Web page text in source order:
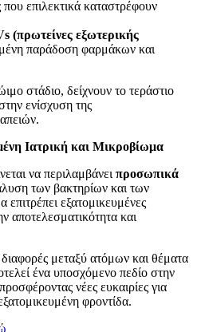
που επιλεκτικά καταστρέφουν
(πρωτείνες εξωτερικής
παράδοση φαρμάκων και
στάδιο, δείχνουν το τεράστιο
ενίσχυση της
Ιατρική και Μικροβίωμα
να περιλαμβάνει προσωπικά
των βακτηρίων και των
εξατομικευμένες
αποτελεσματικότητα και
μεταξύ ατόμων και θέματα
ένα υποσχόμενο πεδίο στην
νέες ευκαιρίες για
φροντίδα.